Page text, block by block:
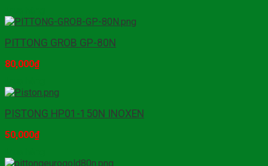
PITTONG GROB GP-80N
80,000₫
PISTONG HP01-150N INOXEN
50,000₫